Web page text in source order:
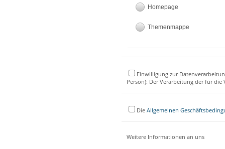
Homepage
Themenmappe
Einwilligung zur
Person): Der Verarbeitung der für
Die Allgemeinen
Weitere Informationen an uns